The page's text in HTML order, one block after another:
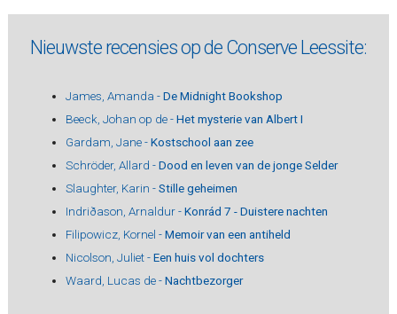
Nieuwste recensies op de Conserve Leessite:
James, Amanda -De Midnight Bookshop
Beeck, Johan op de -Het mysterie van Albert I
Gardam, Jane -Kostschool aan zee
Schröder, Allard -Dood en leven van de jonge Selder
Slaughter, Karin -Stille geheimen
Indriðason, Arnaldur -Konrád 7 - Duistere nachten
Filipowicz, Kornel -Memoir van een antiheld
Nicolson, Juliet -Een huis vol dochters
Waard, Lucas de -Nachtbezorger